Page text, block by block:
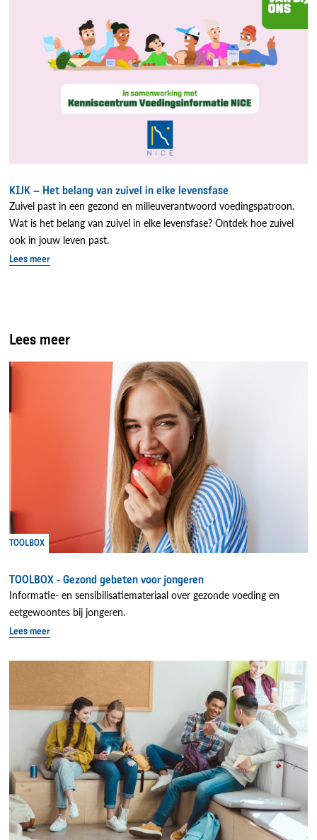
KIJK – Het belang van zuivel in elke levensfase
Zuivel past in een gezond en milieuverantwoord voedingspatroon.
Wat is het belang van zuivel in elke levensfase? Ontdek hoe zuivel
ook in jouw leven past.
Lees meer
Lees meer
TOOLBOX
TOOLBOX - Gezond gebeten voor jongeren
Informatie- en sensibilisatiemateriaal over gezonde voeding en
eetgewoontes bij jongeren.
Lees meer